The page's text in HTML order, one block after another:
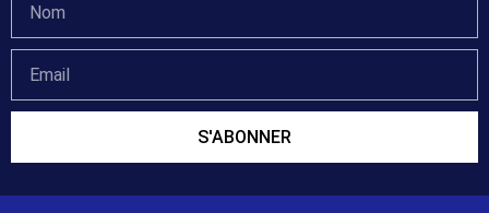
S'ABONNER